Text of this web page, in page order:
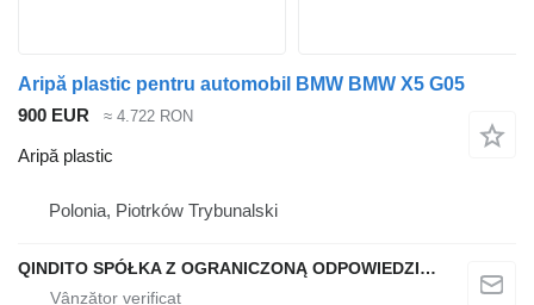
Aripă plastic pentru automobil BMW BMW X5 G05
900 EUR
≈ 4.722 RON
Aripă plastic
Polonia, Piotrków Trybunalski
QINDITO SPÓŁKA Z OGRANICZONĄ ODPOWIEDZIALNOŚCIĄ